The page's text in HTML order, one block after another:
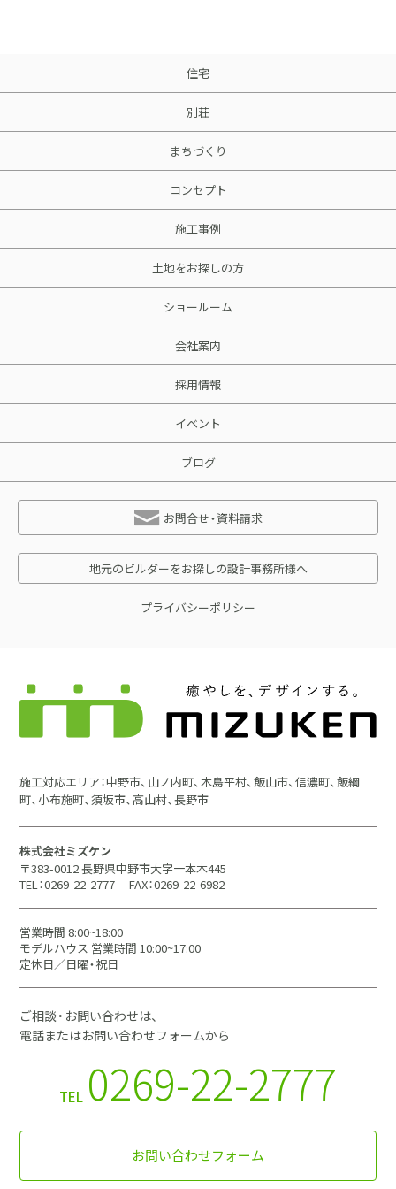
住宅
別荘
まちづくり
コンセプト
施工事例
土地をお探しの方
ショールーム
会社案内
採用情報
イベント
ブログ
お問合せ・資料請求
地元のビルダーをお探しの設計事務所様へ
プライバシーポリシー
施工対応エリア：中野市、山ノ内町、木島平村、飯山市、信濃町、飯綱
町、小布施町、須坂市、高山村、長野市
株式会社ミズケン
〒383-0012 長野県中野市大字一本木445
TEL：0269-22-2777
FAX：0269-22-6982
営業時間 8:00~18:00
モデルハウス 営業時間 10:00~17:00
定休日／日曜・祝日
ご相談・お問い合わせは、
電話またはお問い合わせフォームから
TEL 0269-22-2777
お問い合わせフォーム